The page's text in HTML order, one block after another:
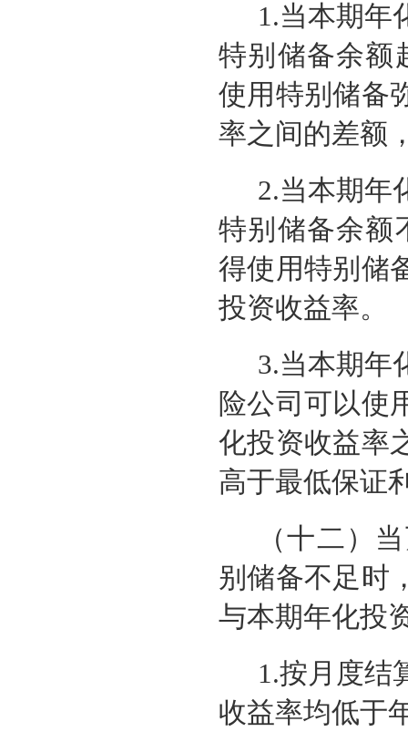
1.当本期年
特别储备余额
使用特别储备
率之间的差额
2.当本期年
特别储备余额
得使用特别储
投资收益率。
3.当本期年
险公司可以使
化投资收益率
高于最低保证
（十二） 当
别储备不足时
与本期年化投
1.按月度结
收益率均低于